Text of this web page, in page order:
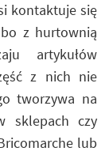
kontaktuje się
z hurtownią
artykułów
z nich nie
tworzywa na
sklepach czy
lub